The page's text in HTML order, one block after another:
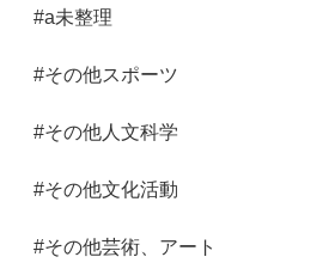
#a未整理
#その他スポーツ
#その他人文科学
#その他文化活動
#その他芸術、アート